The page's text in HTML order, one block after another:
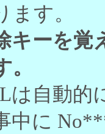
ます。
キーを覚
。
は自動的
中に